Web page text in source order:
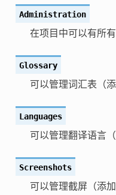
Administration
在项目中可以有所有
Glossary
可以管理词汇表（
Languages
可以管理翻译语言
Screenshots
可以管理截屏（添